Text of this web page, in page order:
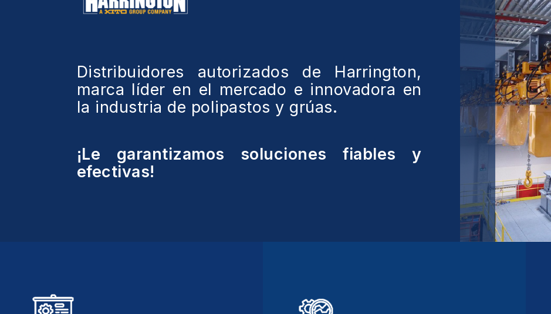
Distribuidores autorizados de Harrington,
marca líder en el mercado e innovadora en
la industria de polipastos y grúas.
¡Le garantizamos soluciones fiables y
efectivas!